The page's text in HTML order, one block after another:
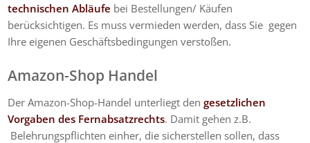
technischen Abläufe bei Bestellungen/ Käufen
berücksichtigen. Es muss vermieden werden, dass Sie gegen
Ihre eigenen Geschäftsbedingungen verstoßen.
Amazon-Shop Handel
Der Amazon-Shop-Handel unterliegt dengesetzlichen
Vorgaben des Fernabsatzrechts. Damit gehen z.B.
Belehrungspflichten einher, die sicherstellen sollen, dass